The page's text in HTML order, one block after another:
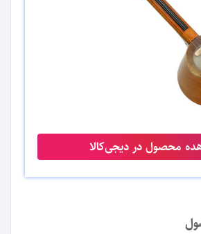
محصول در دیجی‌کالا